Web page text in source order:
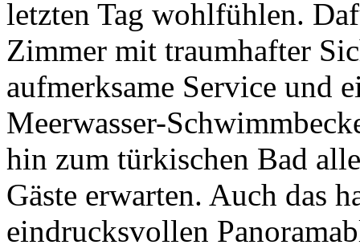
letzten Tag wohlfühlen.
Zimmer mit traumhafter
aufmerksame Service und
Meerwasser-
hin zum türkischen Bad
Gäste erwarten. Auch das
eindrucksvollen